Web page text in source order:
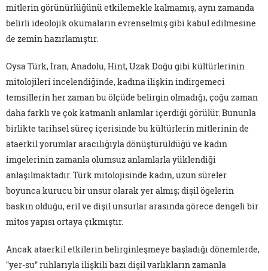
mitlerin görünürlüğünü etkilemekle kalmamış, aynı zamanda
belirli ideolojik okumaların evrenselmiş gibi kabul edilmesine
de zemin hazırlamıştır.
Oysa Türk, İran, Anadolu, Hint, Uzak Doğu gibi kültürlerinin
mitolojileri incelendiğinde, kadına ilişkin indirgemeci
temsillerin her zaman bu ölçüde belirgin olmadığı, çoğu zaman
daha farklı ve çok katmanlı anlamlar içerdiği görülür. Bununla
birlikte tarihsel süreç içerisinde bu kültürlerin mitlerinin de
ataerkil yorumlar aracılığıyla dönüştürüldüğü ve kadın
imgelerinin zamanla olumsuz anlamlarla yüklendiği
anlaşılmaktadır. Türk mitolojisinde kadın, uzun süreler
boyunca kurucu bir unsur olarak yer almış; dişil ögelerin
baskın olduğu, eril ve dişil unsurlar arasında görece dengeli bir
mitos yapısı ortaya çıkmıştır.
Ancak ataerkil etkilerin belirginleşmeye başladığı dönemlerde,
"yer-su" ruhlarıyla ilişkili bazı dişil varlıkların zamanla